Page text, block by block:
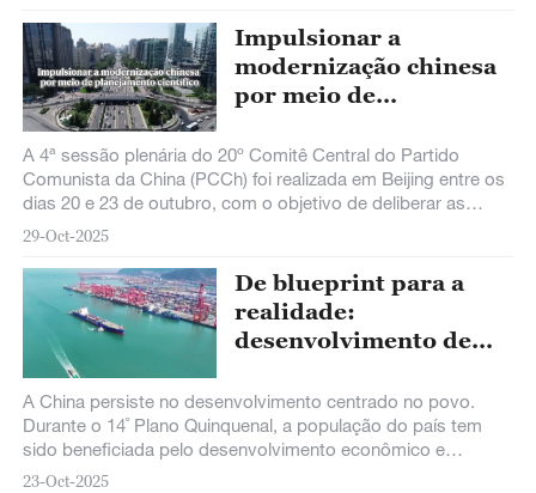
Impulsionar a
modernização chinesa
por meio de
A 4ª sessão plenária do 20º Comitê Central do Partido
Comunista da China (PCCh) foi realizada em Beijing entre os
dias 20 e 23 de outubro, com o objetivo de deliberar as
propostas para a formulação do 15º Plano Quinquenal de
29-Oct-2025
De blueprint para a
realidade:
desenvolvimento de
durante 14˚ Plano
Quinquenal
A China persiste no desenvolvimento centrado no povo.
Durante o 14˚ Plano Quinquenal, a população do país tem
sido beneficiada pelo desenvolvimento econômico e
progresso científico e tecnológico.
23-Oct-2025